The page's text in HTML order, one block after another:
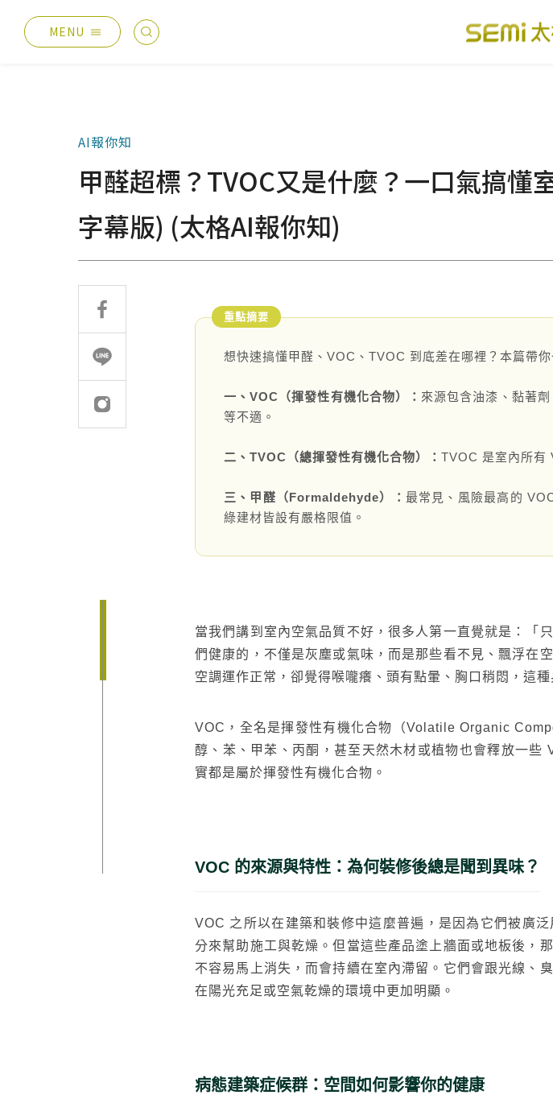
MENU
主題活動
產品分享
設計案例
太格生活
AI報你知
伊格潛水木地板
SPC礦石卡扣地板
PVC南亞透心地磚
台化地毯
業績分類
建案．住宅
醫療．生技
服務優勢
堅持品質
教育訓練
semi太格盃施工訓練
關於我們
聯絡太格
企業日常
社會參與
AI報你知
甲醛超標？TVOC又是什麼？一口氣搞懂
字幕版) (太格AI報你知)
想快速搞懂甲醛、VOC、TVOC 到底差在哪裡？本篇帶你
一、VOC（揮發性有機化合物）： 來源包含油漆、黏著
等不適。
二、TVOC（總揮發性有機化合物）： TVOC 是室內所有
三、甲醛（Formaldehyde）： 最常見、風險最高的
綠建材皆設有嚴格限值。
當我們講到室內空氣品質不好，很多人第一直覺就是：「
們健康的，不僅是灰塵或氣味，而是那些看不見、飄浮在
空調運作正常，卻覺得喉嚨癢、頭有點暈、胸口稍悶，這
VOC，全名是揮發性有機化合物（Volatile Organic
醇、苯、甲苯、丙酮，甚至天然木材或植物也會釋放一
實都是屬於揮發性有機化合物。
VOC 的來源與特性：為何裝修後總是聞到異味？
VOC 之所以在建築和裝修中這麼普遍，是因為它們被廣
分來幫助施工與乾燥。但當這些產品塗上牆面或地板後，
不容易馬上消失，而會持續在室內滯留。它們會跟光線、
在陽光充足或空氣乾燥的環境中更加明顯。
病態建築症候群：空間如何影響你的健康